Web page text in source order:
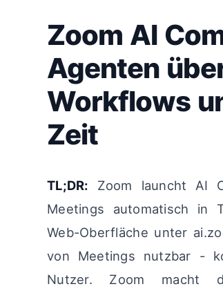
Zoom AI
Agenten
Workflows
Zeit
TL;DR: Zoom launcht AI
Meetings automatisch in
Web-Oberfläche unter
von Meetings nutzbar -
Nutzer. Zoom macht